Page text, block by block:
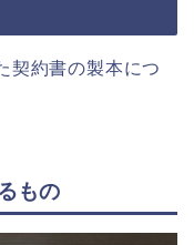
契約書の製本につ
もの